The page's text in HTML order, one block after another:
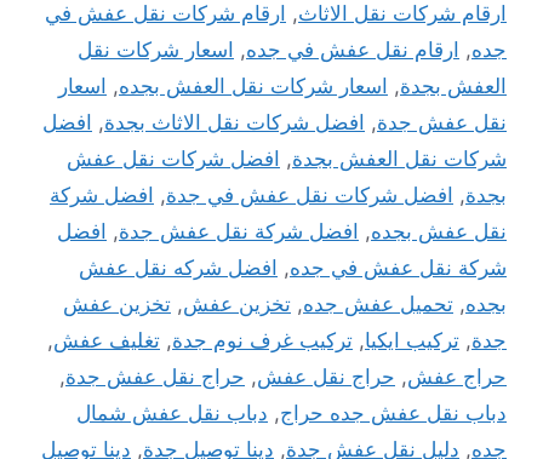
ارقام شركات نقل الاثاث, ارقام شركات نقل عفش في
جده, ارقام نقل عفش في جده, اسعار شركات نقل
العفش بجدة, اسعار شركات نقل العفش بجده, اسعار
نقل عفش جدة, افضل شركات نقل الاثاث بجدة, افضل
شركات نقل العفش بجدة, افضل شركات نقل عفش
بجدة, افضل شركات نقل عفش في جدة, افضل شركة
نقل عفش بجده, افضل شركة نقل عفش جدة, افضل
شركة نقل عفش في جده, افضل شركه نقل عفش
بجده, تحميل عفش جده, تخزين عفش, تخزين عفش
جدة, تركيب ايكيا, تركيب غرف نوم جدة, تغليف عفش,
حراج عفش, حراج نقل عفش, حراج نقل عفش جدة,
دباب نقل عفش جده حراج, دباب نقل عفش شمال
جده, دليل نقل عفش جدة, دينا توصيل جدة, دينا توصيل